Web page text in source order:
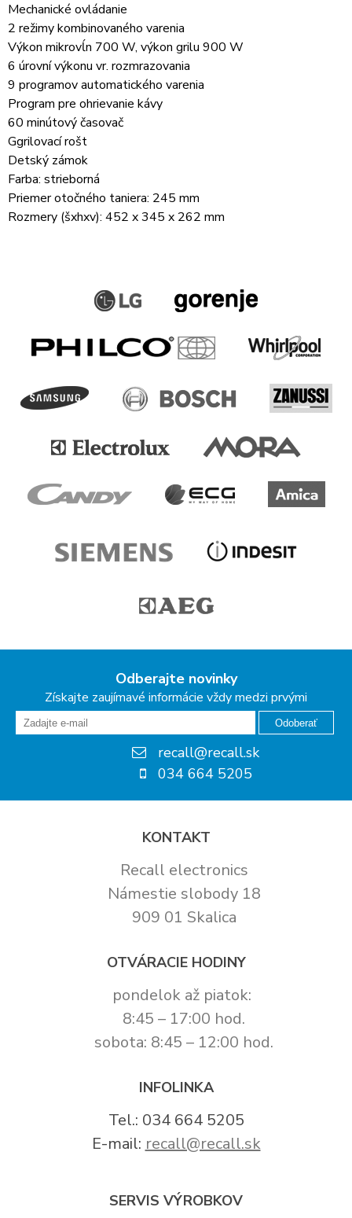
Mechanické ovládanie
2 režimy kombinovaného varenia
Výkon mikrovĺn 700 W, výkon grilu 900 W
6 úrovní výkonu vr. rozmrazovania
9 programov automatického varenia
Program pre ohrievanie kávy
60 minútový časovač
Ggrilovací rošt
Detský zámok
Farba: strieborná
Priemer otočného taniera: 245 mm
Rozmery (šxhxv): 452 x 345 x 262 mm
Odberajte novinky
Získajte zaujímavé informácie vždy medzi prvými
Odoberať
recall@recall.sk
034 664 5205
KONTAKT
Recall electronics
Námestie slobody 18
909 01 Skalica
OTVÁRACIE HODINY
pondelok až piatok:
8:45 – 17:00 hod.
sobota: 8:45 – 12:00 hod.
INFOLINKA
Tel.: 034 664 5205
E-mail: recall@recall.sk
SERVIS VÝROBKOV